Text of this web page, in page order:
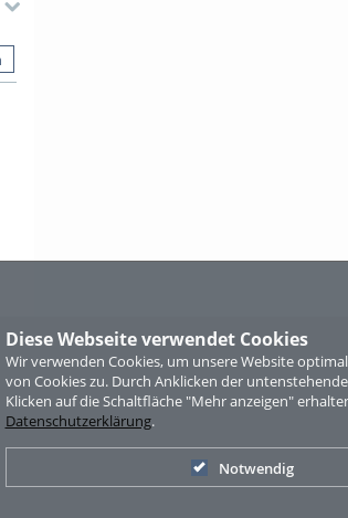
Diese Webseite verwendet Cookies
Wir verwenden Cookies, um unsere Website
von Cookies zu. Durch Anklicken der
Klicken auf die Schaltfläche "Mehr anzeigen"
Datenschutzerklärung.
Notwendig